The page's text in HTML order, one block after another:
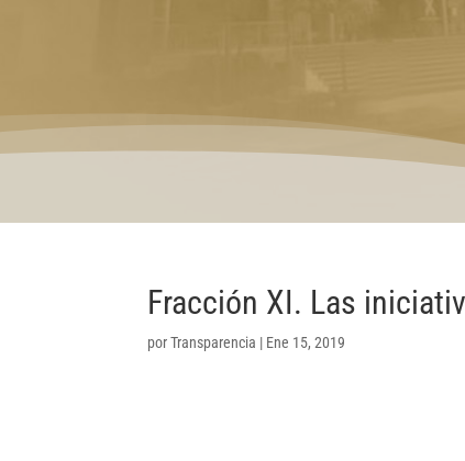
Fracción XI. Las
porTransparencia | Ene 15, 2019